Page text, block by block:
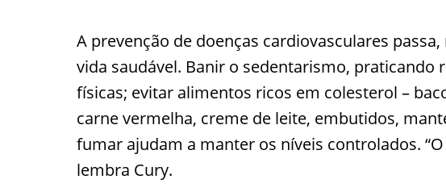
A prevenção de doenças cardiovasculares
vida saudável. Banir o sedentarismo, praticando
físicas; evitar alimentos ricos em colesterol –
carne vermelha, creme de leite, embutidos,
fumar ajudam a manter os níveis controlados.
lembra Cury.